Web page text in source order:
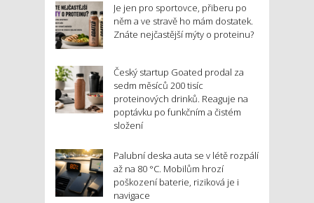
Je jen pro sportovce, přiberu po
něm a ve stravě ho mám dostatek.
Znáte nejčastější mýty o proteinu?
Český startup Goated prodal za
sedm měsíců 200 tisíc
proteinových drinků. Reaguje na
poptávku po funkčním a čistém
složení
Palubní deska auta se v létě rozpálí
až na 80 °C. Mobilům hrozí
poškození baterie, riziková je i
navigace